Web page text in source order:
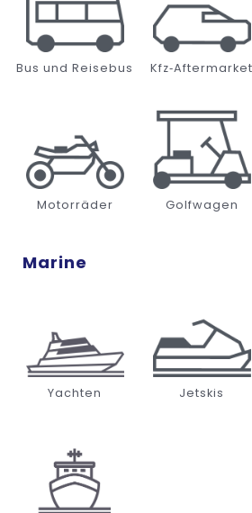
Bus und Reisebus Kfz‑Aftermarket
Motorräder Golfwagen
Marine
Yachten Jetskis